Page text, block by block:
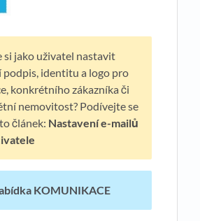
si jako uživatel nastavit
podpis, identitu a logo pro
konkrétního zákazníka či
nemovitost? Podívejte se
článek: Nastavení e-mailů
KOMUNIKACE